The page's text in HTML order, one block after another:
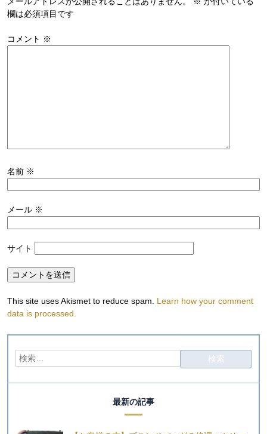
欄は必須項目です
コメント ※
名前 ※
メール ※
サイト
This site uses Akismet to reduce spam. Learn how your comment
data is processed.
最新の記事